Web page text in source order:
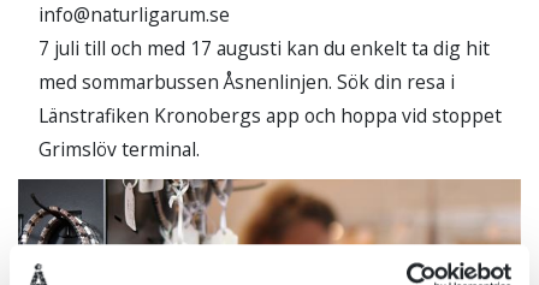
info@naturligarum.se
7 juli till och med 17 augusti kan du enkelt ta dig hit
med sommarbussen Åsnenlinjen. Sök din resa i
Länstrafiken Kronobergs app och hoppa vid stoppet
Grimslöv terminal.